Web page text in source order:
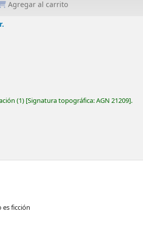
Agregar al carrito
(1) Signatura topográfica:AGN 21209 .
es ficción